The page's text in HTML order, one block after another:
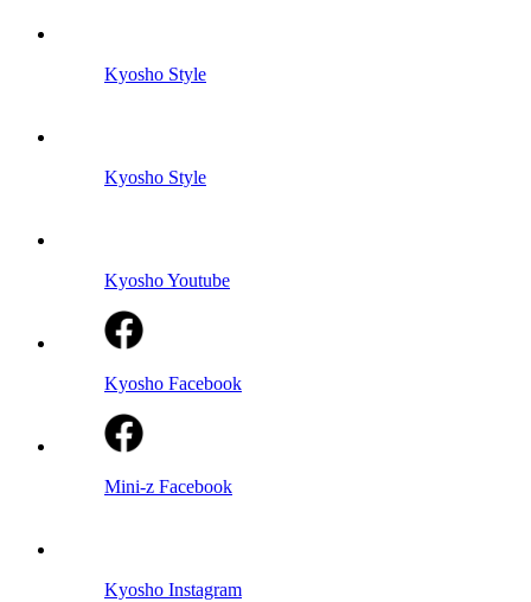
Kyosho Style
Kyosho Style
Kyosho Youtube
Kyosho Facebook
Mini-z Facebook
Kyosho Instagram